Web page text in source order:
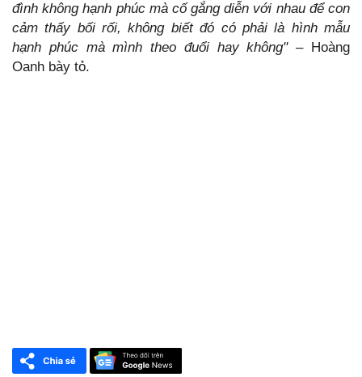
đình không hạnh phúc mà cố gắng diễn với nhau để con
cảm thấy bối rối, không biết đó có phải là hình mẫu
hạnh phúc mà mình theo đuổi hay không"– Hoàng
Oanh bày tỏ.